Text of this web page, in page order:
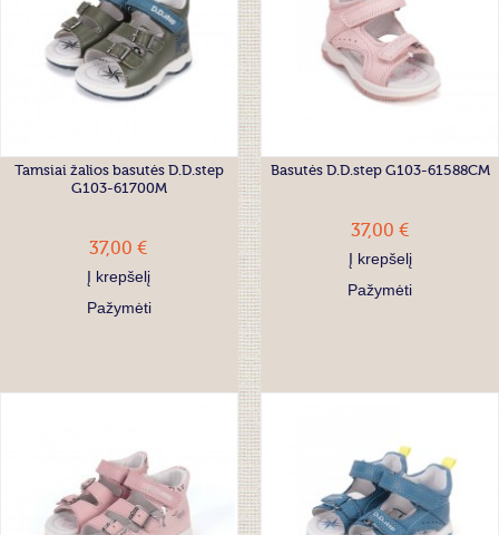
Tamsiai žalios basutės D.D.step
G103-61700M
37,00 €
Į krepšelį
Pažymėti
Basutės D.D.step G103-61588CM
37,00 €
Į krepšelį
Pažymėti